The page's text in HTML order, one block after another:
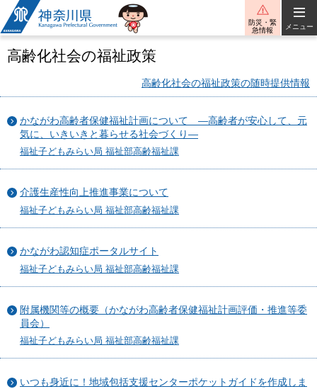
神奈川県
防災・緊
急情報
メニュー
高齢化社会の福祉政策
高齢化社会の福祉政策の随時提供情報
かながわ高齢者保健福祉計画について ―高齢者が安心して、元
気に、いきいきと暮らせる社会づくり―
福祉子どもみらい局 福祉部高齢福祉課
介護生産性向上推進事業について
福祉子どもみらい局 福祉部高齢福祉課
かながわ認知症ポータルサイト
福祉子どもみらい局 福祉部高齢福祉課
附属機関等の概要（かながわ高齢者保健福祉計画評価・推進等委
員会）
福祉子どもみらい局 福祉部高齢福祉課
いつも身近に！地域包括支援センターポケットガイドを作成しま